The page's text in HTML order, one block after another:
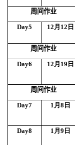
周间作业
Day5 12月12日
周间作业
Day6 12月19日
周间作业
Day7 1月8日
Day8 1月9日